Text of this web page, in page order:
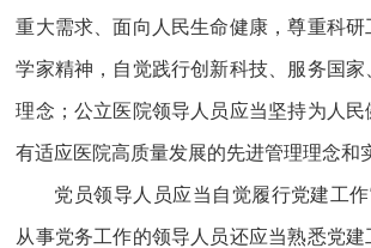
重大需求、面向人民生命健康，尊重科
学家精神，自觉践行创新科技、服务国
理念；公立医院领导人员应当坚持为人民
有适应医院高质量发展的先进管理理念和
党员领导人员应当自觉履行党建工作
从事党务工作的领导人员还应当熟悉党